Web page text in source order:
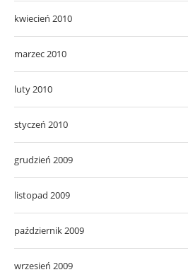
kwiecień 2010
marzec 2010
luty 2010
styczeń 2010
grudzień 2009
listopad 2009
październik 2009
wrzesień 2009